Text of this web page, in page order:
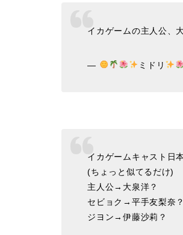
イカゲームの主人公、
— ミドリ
イカゲームキャスト日
(ちょっと似てるだけ)
主人公→大泉洋？
セビョク→平手友梨奈？
ジヨン→伊藤沙莉？